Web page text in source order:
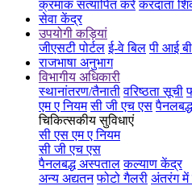
क्रमांक सत्यापित करें करदाता
सेवा केंद्र
उपयोगी कड़ियां
जीएसटी पोर्टल ई-वे बिल पी आई
राजभाषा अनुभाग
विभागीय अधिकारी
स्थानांतरण/तैनाती वरिष्ठता सूची
एम ए नियम सी जी एच एस
चिकित्सकीय सुविधाएं
सी एस एम ए नियम
सी जी एच एस
पैनलबद्ध अस्पताल कल्याण केंद्र
अन्य अद्यतन फोटो गैलरी अंतरंग में